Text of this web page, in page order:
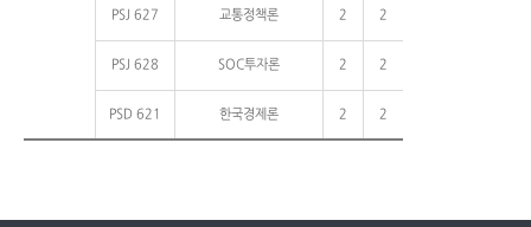
PSJ 627 교통정책론 2 2
PSJ 628 SOC투자론 2 2
PSD 621 한국경제론 2 2